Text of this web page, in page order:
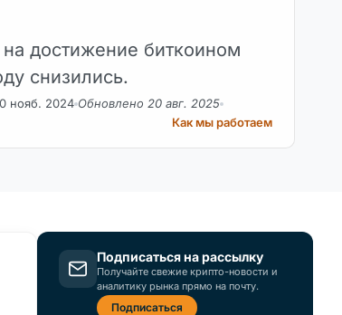
достижение биткоином
снизились.
нояб. 2024 Обновлено 20 авг. 2025
Как мы работаем
Подписаться на рассылку
Получайте свежие крипто-новости и
аналитику рынка прямо на почту.
Подписаться